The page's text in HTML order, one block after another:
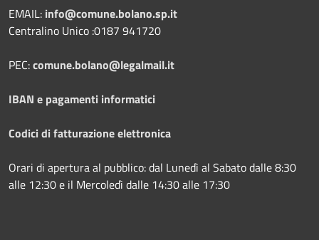
EMAIL: info@comune.bolano.sp.it
Centralino Unico :0187 941720
PEC:comune.bolano@legalmail.it
IBAN e pagamenti informatici
Codici di fatturazione elettronica
Orari di apertura al pubblico: dal Lunedì al Sabato dalle 8:30
alle 12:30 e il Mercoledì dalle 14:30 alle 17:30